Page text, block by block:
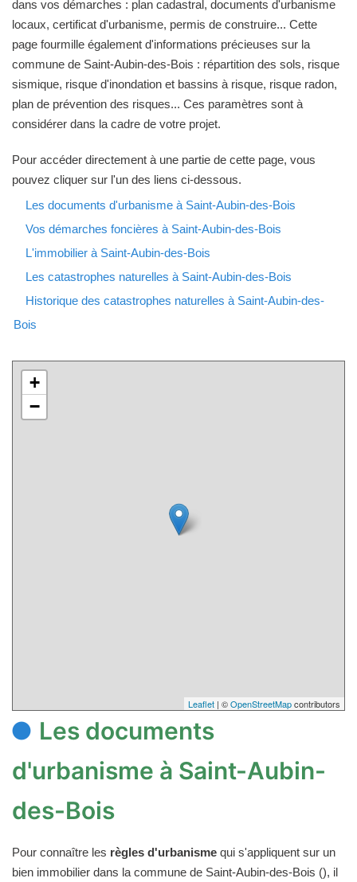
dans vos démarches : plan cadastral, documents d'urbanisme
locaux, certificat d'urbanisme, permis de construire... Cette
page fourmille également d'informations précieuses sur la
commune de Saint-Aubin-des-Bois : répartition des sols, risque
sismique, risque d'inondation et bassins à risque, risque radon,
plan de prévention des risques... Ces paramètres sont à
considérer dans la cadre de votre projet.
Pour accéder directement à une partie de cette page, vous
pouvez cliquer sur l'un des liens ci-dessous.
Les documents d'urbanisme à Saint-Aubin-des-Bois
Vos démarches foncières à Saint-Aubin-des-Bois
L'immobilier à Saint-Aubin-des-Bois
Les catastrophes naturelles à Saint-Aubin-des-Bois
Historique des catastrophes naturelles à Saint-Aubin-des-
Bois
+
−
Leaflet | ©OpenStreetMapcontributors
Les documents
d'urbanisme à Saint-Aubin-
des-Bois
Pour connaître les règles d'urbanisme qui s'appliquent sur un
bien immobilier dans la commune de Saint-Aubin-des-Bois (), il